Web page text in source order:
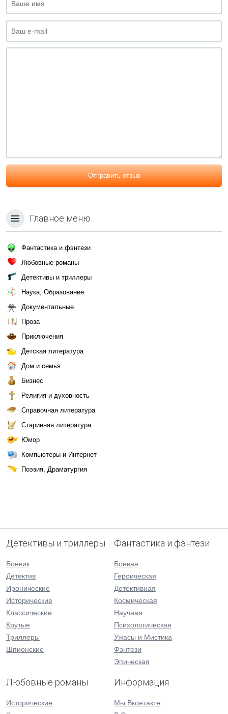
Отправить отзыв
Главное меню
Фантастика и фэнтези
Любовные романы
Детективы и триллеры
Наука, Образование
Документальные
Проза
Приключения
Детская литература
Дом и семья
Бизнес
Религия и духовность
Справочная литература
Старинная литература
Юмор
Компьютеры и Интернет
Поэзия, Драматургия
Детективы и триллеры
Боевик
Детектив
Иронические
Исторические
Классические
Крутые
Триллеры
Шпионские
Фантастика и фэнтези
Боевая
Героическая
Детективная
Космическая
Научная
Психологическая
Ужасы и Мистика
Фэнтези
Эпическая
Любовные романы
Исторические
Информация
Мы Вконтакте